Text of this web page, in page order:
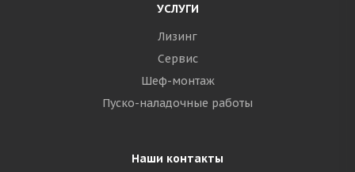
УСЛУГИ
Лизинг
Сервис
Шеф-монтаж
Пуско-наладочные работы
Наши контакты